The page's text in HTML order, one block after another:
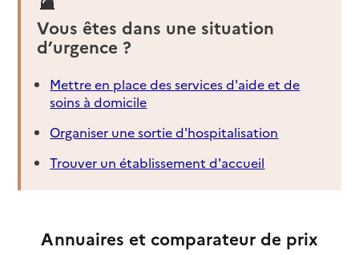
Vous êtes dans une situation
d’urgence ?
Mettre en place des services d'aide et de
soins à domicile
Organiser une sortie d'hospitalisation
Trouver un établissement d'accueil
Annuaires et comparateur de prix